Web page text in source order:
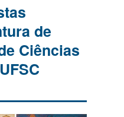
de
Ciências